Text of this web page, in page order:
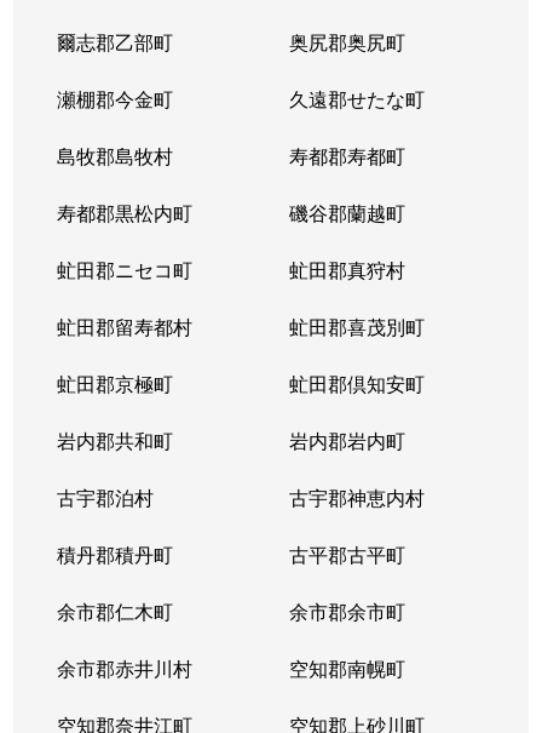
爾志郡乙部町 奥尻郡奥尻町
瀬棚郡今金町 久遠郡せたな町
島牧郡島牧村 寿都郡寿都町
寿都郡黒松内町 磯谷郡蘭越町
虻田郡ニセコ町 虻田郡真狩村
虻田郡留寿都村 虻田郡喜茂別町
虻田郡京極町 虻田郡倶知安町
岩内郡共和町 岩内郡岩内町
古宇郡泊村 古宇郡神恵内村
積丹郡積丹町 古平郡古平町
余市郡仁木町 余市郡余市町
余市郡赤井川村 空知郡南幌町
空知郡奈井江町 空知郡上砂川町